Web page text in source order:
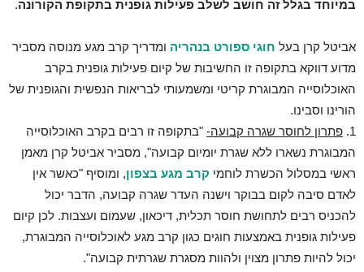
במיוחד בגלל זה חושב לשלב פעילות גופנית בתקופת הקורונה.
אביטל קרן בעל חוגי ספורט בנהריה ומדריך קרב מגע מנוסה מסביר
מדוע דווקא בתקופה זו החשיבות של קיום פעילות גופנית בקרב
האוכלוסייה המבוגרת קריטי ומשמעותי לבריאות הנפשית והגופנית של
הורינו וסבינו.
1. פתרון לחוסר שגרה קבועה- "בתקופה זו רבים בקרב האוכלוסייה
המבוגרת נשארו ללא שגרת יומיום קבועה", מסביר אביטל קרן מאמן
ראשי במסלול הכשרת לוחמי קרב מגע בצפון, ומוסיף "כאשר אין
לאדם סיבה לקום בבוקר וישנה העדר שגרה קבועה, הדבר יכול
להכניס רבים לתחושת חוסר תכלית, דיכאון, שעמום ועצבות. לכן קיום
פעילות גופנית באמצעות חוגים כגון קרב מגע לאוכלוסייה המבוגרת,
יכול להיות פתרון מצוין ולהוות מסגרת שגרתית קבועה".